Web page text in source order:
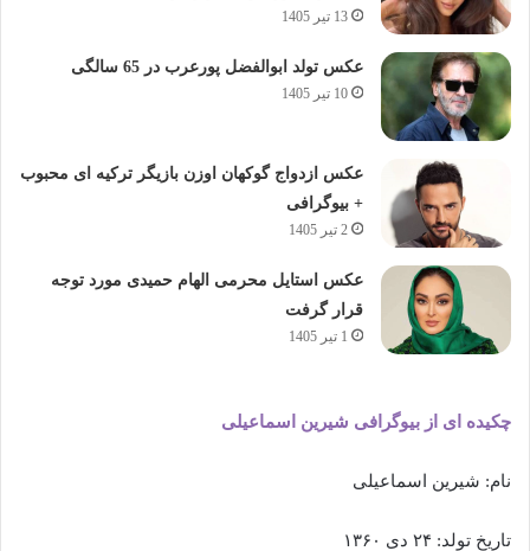
13 تیر 1405
عکس تولد ابوالفضل پورعرب در 65 سالگی
10 تیر 1405
عکس ازدواج گوکهان اوزن بازیگر ترکیه ای محبوب
+ بیوگرافی
2 تیر 1405
عکس استایل محرمی الهام حمیدی مورد توجه
قرار گرفت
1 تیر 1405
چکیده ای از بیوگرافی شیرین اسماعیلی
نام: شیرین اسماعیلی
تاریخ تولد: ۲۴ دی ۱۳۶۰